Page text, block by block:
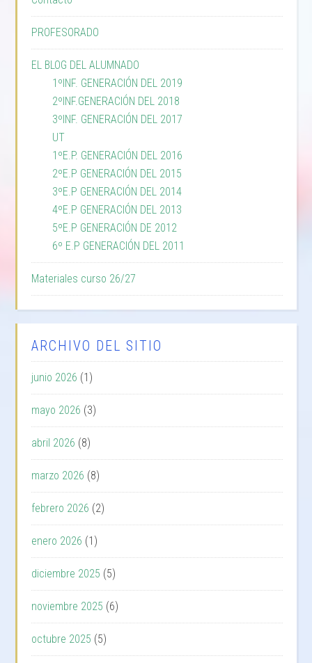
PROFESORADO
EL BLOG DEL ALUMNADO
1ºINF. GENERACIÓN DEL 2019
2ºINF.GENERACIÓN DEL 2018
3ºINF. GENERACIÓN DEL 2017
UT
1ºE.P. GENERACIÓN DEL 2016
2ºE.P GENERACIÓN DEL 2015
3ºE.P GENERACIÓN DEL 2014
4ºE.P GENERACIÓN DEL 2013
5ºE.P GENERACIÓN DE 2012
6º E.P GENERACIÓN DEL 2011
Materiales curso 26/27
ARCHIVO DEL SITIO
junio 2026 (1)
mayo 2026 (3)
abril 2026 (8)
marzo 2026 (8)
febrero 2026 (2)
enero 2026 (1)
diciembre 2025 (5)
noviembre 2025 (6)
octubre 2025 (5)